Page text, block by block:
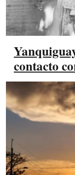
contacto